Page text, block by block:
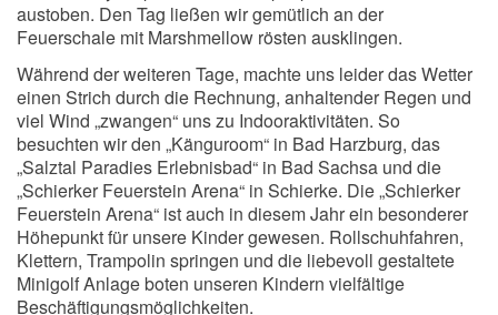
austoben. Den Tag ließen wir gemütlich an der
Feuerschale mit Marshmellow rösten ausklingen.
Während der weiteren Tage, machte uns leider das Wetter
einen Strich durch die Rechnung, anhaltender Regen und
viel Wind „zwangen“ uns zu Indooraktivitäten. So
besuchten wir den „Känguroom“ in Bad Harzburg, das
„Salztal Paradies Erlebnisbad“ in Bad Sachsa und die
„Schierker Feuerstein Arena“ in Schierke. Die „Schierker
Feuerstein Arena“ ist auch in diesem Jahr ein besonderer
Höhepunkt für unsere Kinder gewesen. Rollschuhfahren,
Klettern, Trampolin springen und die liebevoll gestaltete
Minigolf Anlage boten unseren Kindern vielfältige
Beschäftigungsmöglichkeiten.